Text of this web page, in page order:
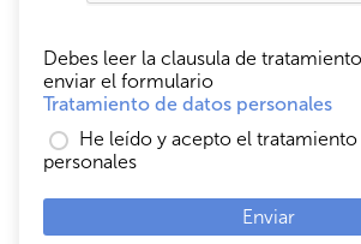
Debes leer la clausula de
enviar el formulario
Tratamiento de datos personales
He leído y acepto el tratamiento
personales
Enviar